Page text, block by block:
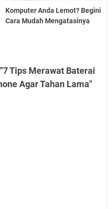
Komputer Anda Lemot? Begini
Cara Mudah Mengatasinya
Tips Merawat Baterai
Agar Tahan Lama"